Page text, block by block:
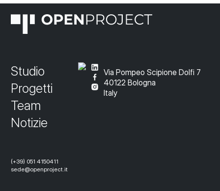
Studio
Progetti
Team
Notizie
Via Pompeo Scipione Dolfi 7
40122 Bologna
Italy
(+39) 051 4150411
sede@openproject.it